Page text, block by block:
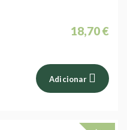
18,70 €
Adicionar